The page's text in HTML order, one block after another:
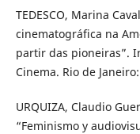
TEDESCO, Marina
cinematográfica na
partir das pioneiras”.
Cinema. Rio de
URQUIZA, Claudio
“Feminismo y